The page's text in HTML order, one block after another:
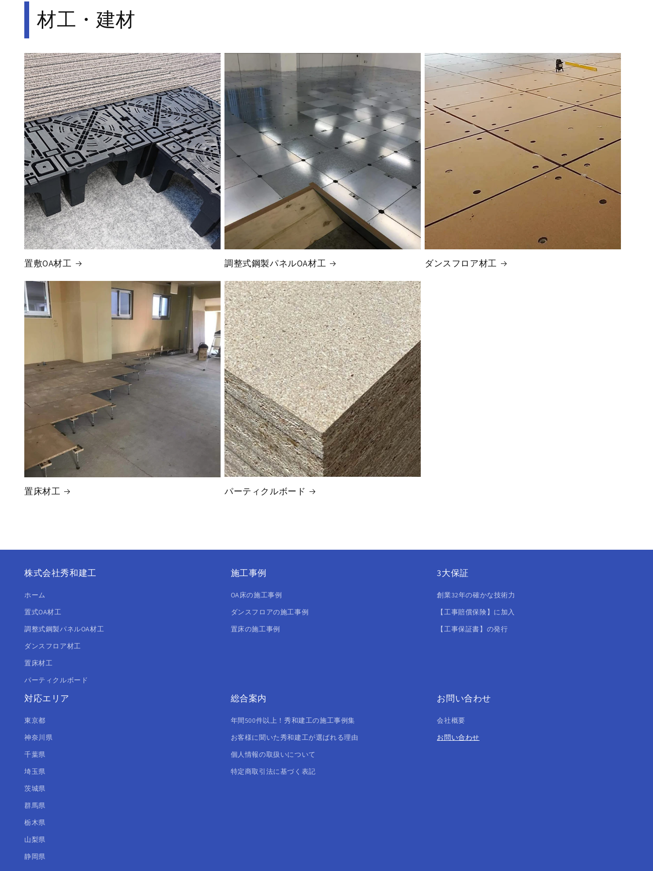
材工・建材
置敷OA材工 調整式鋼製パネルOA材工 ダンスフロア材工
置床材工 パーティクルボード
株式会社秀和建工
ホーム
置式OA材工
調整式鋼製パネルOA材工
ダンスフロア材工
置床材工
パーティクルボード
施工事例
OA床の施工事例
ダンスフロアの施工事例
置床の施工事例
3大保証
創業32年の確かな技術力
【工事賠償保険】に加入
【工事保証書】の発行
対応エリア
東京都
神奈川県
千葉県
埼玉県
茨城県
群馬県
栃木県
山梨県
静岡県
総合案内
年間500件以上！秀和建工の施工事例集
お客様に聞いた秀和建工が選ばれる理由
個人情報の取扱いについて
特定商取引法に基づく表記
お問い合わせ
会社概要
お問い合わせ